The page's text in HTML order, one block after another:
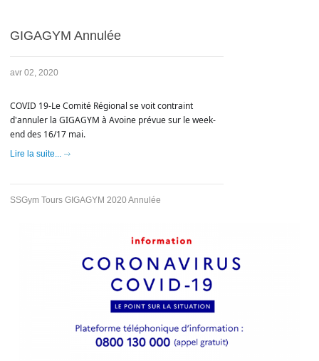
GIGAGYM Annulée
avr 02, 2020
COVID 19-Le Comité Régional se voit contraint
d'annuler la GIGAGYM à Avoine prévue sur le week-
end des 16/17 mai.
Lire la suite...
SSGym Tours GIGAGYM 2020 Annulée